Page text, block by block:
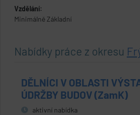
Vzdělání:
Minimálně Základní
Nabídky práce z okresu
DĚLNÍCI V OBLASTI
ÚDRŽBY BUDOV (ZamK)
aktivní nabídka